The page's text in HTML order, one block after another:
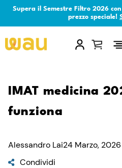
Supera il Semestre Filtro 2026
prezzo speciale!
×
IMAT medicina
funziona
Alessandro Lai24 Marzo, 2026
Condividi